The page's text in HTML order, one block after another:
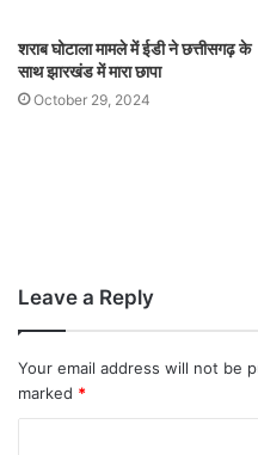
शराब घोटाला मामले में ईडी ने छत्तीसगढ़ के
साथ झारखंड में मारा छापा
October 29, 2024
Leave a Reply
Your email address will not be
marked *